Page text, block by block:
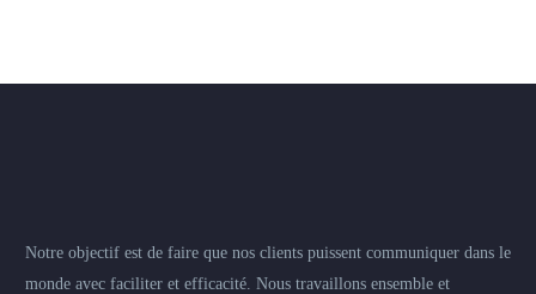
Notre objectif est de faire que nos clients puissent communiquer dans le
monde avec faciliter et efficacité. Nous travaillons ensemble et